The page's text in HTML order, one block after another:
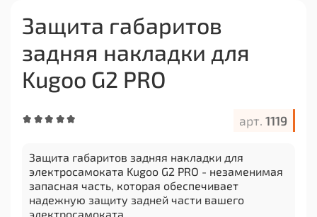
арт. 1119
Защита габаритов
задняя накладки для
Kugoo G2 PRO
Защита габаритов задняя накладки для
электросамоката Kugoo G2 PRO - незаменимая
запасная часть, которая обеспечивает
надежную защиту задней части вашего
электросамоката.